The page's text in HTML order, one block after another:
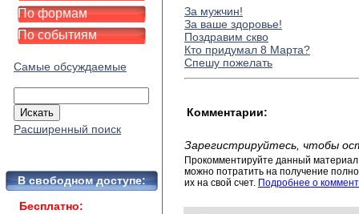
По формам
По событиям
Самые обсуждаемые
Расширенный поиск
В свободном доступе:
Бесплатно:
За мужчин!
За ваше здоровье!
Поздравим скво
Кто придумал 8 Марта?
Спешу пожелать
Комментарии:
Зарегистрируйтесь, чтобы
Прокомментируйте данный
можно потратить на получение
их на свой счет. Подробнее о